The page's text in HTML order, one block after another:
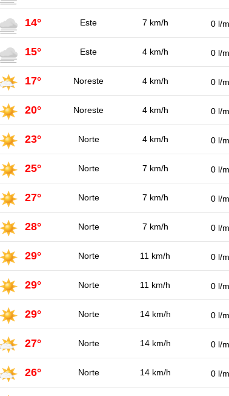
14° Este 7 km/h 0 l/m
15° Este 4 km/h 0 l/m
17° Noreste 4 km/h 0 l/m
20° Noreste 4 km/h 0 l/m
23° Norte 4 km/h 0 l/m
25° Norte 7 km/h 0 l/m
27° Norte 7 km/h 0 l/m
28° Norte 7 km/h 0 l/m
29° Norte 11 km/h 0 l/m
29° Norte 11 km/h 0 l/m
29° Norte 14 km/h 0 l/m
27° Norte 14 km/h 0 l/m
26° Norte 14 km/h 0 l/m